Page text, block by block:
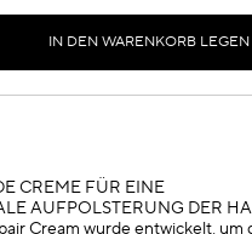
IN DEN WARENKORB LEGEN
CREME FÜR EINE
AUFPOLSTERUNG DER
Cream wurde entwickelt, um